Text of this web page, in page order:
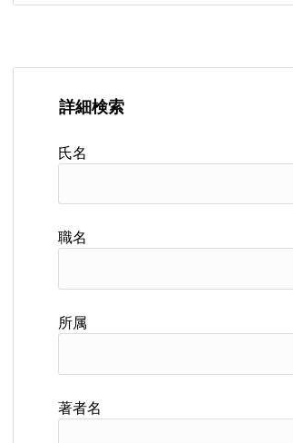
詳細検索
氏名
職名
所属
著者名